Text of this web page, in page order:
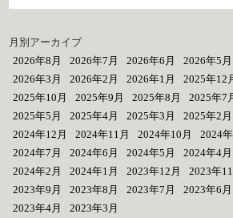
月別アーカイブ
2026年8月
2026年7月 2026年6月 2026年5月
2026年3月
2026年2月 2026年1月 2025年12
2025年10月
2025年9月 2025年8月 2025年7
2025年5月
2025年4月 2025年3月 2025年2月
2024年12月
2024年11月 2024年10月 2024
2024年7月
2024年6月 2024年5月 2024年4月
2024年2月
2024年1月 2023年12月 2023年
2023年9月
2023年8月 2023年7月 2023年6月
2023年4月
2023年3月